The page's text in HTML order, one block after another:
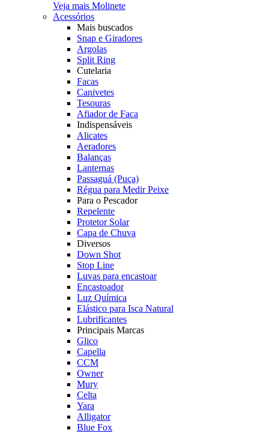
Veja mais Molinete
Acessórios
Mais buscados
Snap e Giradores
Argolas
Split Ring
Cutelaria
Facas
Canivetes
Tesouras
Afiador de Faca
Indispensáveis
Alicates
Aeradores
Balanças
Lanternas
Passaguá (Puça)
Régua para Medir Peixe
Para o Pescador
Repelente
Protetor Solar
Capa de Chuva
Diversos
Down Shot
Stop Line
Luvas para encastoar
Encastoador
Luz Química
Elástico para Isca Natural
Lubrificantes
Principais Marcas
Glico
Capella
CCM
Owner
Mury
Celta
Yara
Alligator
Blue Fox